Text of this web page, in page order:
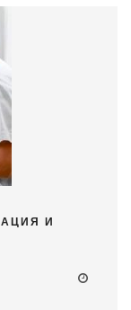
И